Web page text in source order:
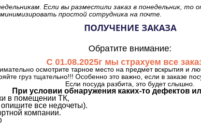
Если вы разместили заказ в понедельник, то
простой сотрудника на почте.
ПОЛУЧЕНИЕ ЗАКАЗА
Обратите внимание:
С 01.08.2025г мы страхуем все
осмотрите тарное место на предмет вскрытия и
груз тщательно!!! Особенно это важно, если в заказе
Если посуда разбита, это будет слышно.
При условии обнаружения каких-то дефектов
в помещении ТК,
все недочеты).
компании.